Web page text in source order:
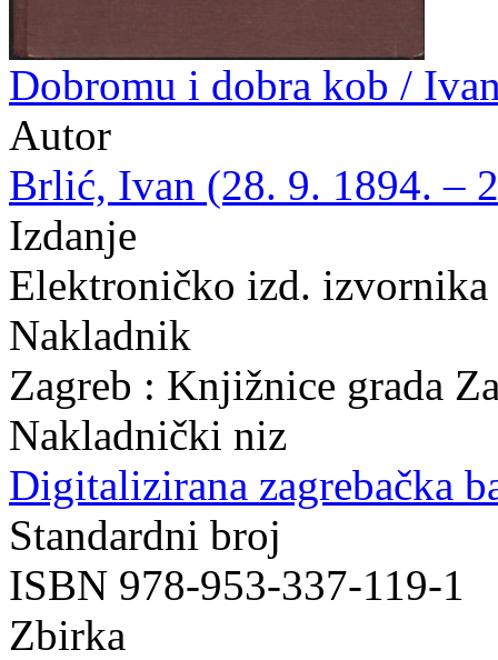
Dobromu i dobra kob /
Autor
Brlić, Ivan (28. 9. 1894. –
Izdanje
Elektroničko izd.
Nakladnik
Zagreb : Knjižnice grada
Nakladnički niz
Digitalizirana zagrebačka
Standardni broj
ISBN 978-953-337-119-1
Zbirka